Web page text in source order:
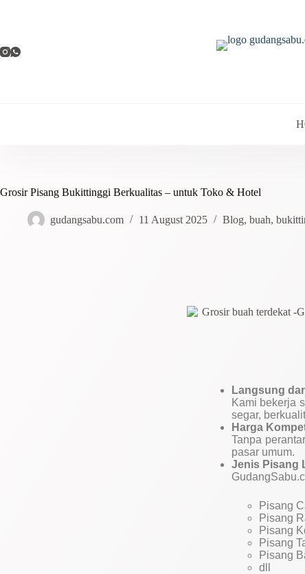
Grosir Pisang Bukittinggi Berkualitas – untuk Toko & Hotel
gudangsabu.com 11 August 2025 Blog, buah,
Langsung
Kami bekerja
segar,
Harga
Tanpa
pasar umum.
Jenis Pisang
Pisang
Pisang
Pisang
Pisang
Pisang
dll